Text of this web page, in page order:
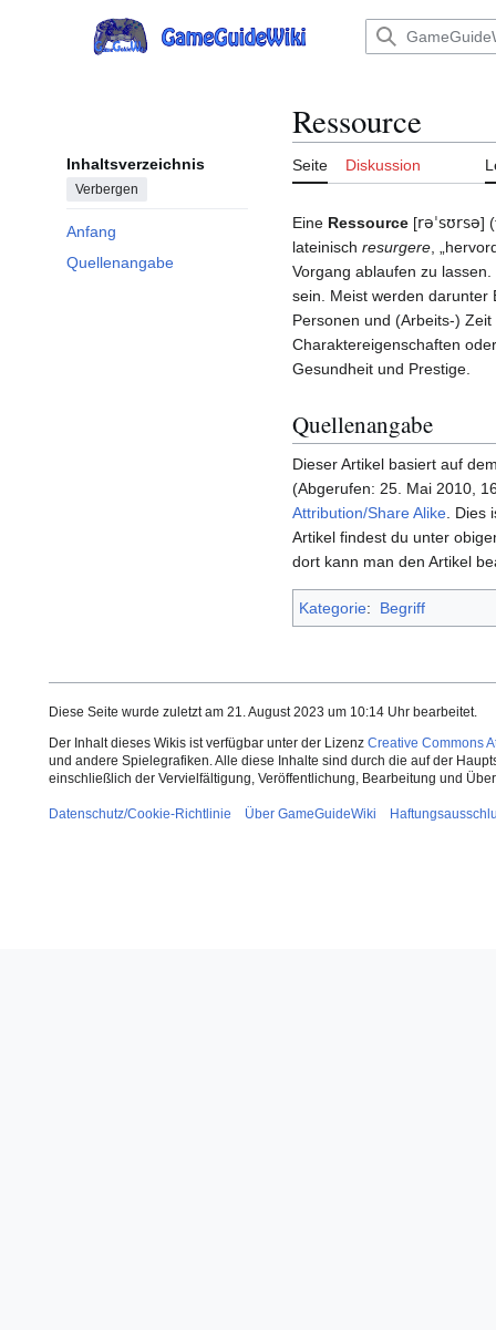
Hauptmenü
Inhaltsverzeichnis
Verbergen
Anfang
Quellenangabe
Ressource
Seite Diskussion
Eine Ressource [rəˈsʊrsə]
lateinisch resurgere ,
Vorgang ablaufen zu
sein. Meist werden darunter
Personen und (Arbeits-)
Charaktereigenschaften
Gesundheit und Prestige.
Quellenangabe
Dieser Artikel basiert auf
(Abgerufen: 25. Mai 2010,
Attribution/Share Alike .
Artikel findest du unter
dort kann man den Artikel
Kategorie: Begriff
Diese Seite wurde zuletzt am 21. August 2023 um 10:14 Uhr bearbeitet.
Der Inhalt dieses Wikis ist verfügbar unter der Lizenz Creative Commons
und andere Spielegrafiken. Alle diese Inhalte sind durch die auf der
einschließlich der Vervielfältigung, Veröffentlichung, Bearbeitung und
Datenschutz/Cookie-Richtlinie Über GameGuideWiki